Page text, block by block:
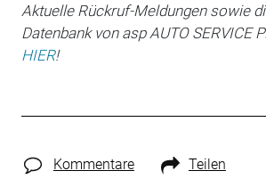
Aktuelle Rückruf-Meldungen sowie
Datenbank von asp AUTO SERVICE
HIER!
Kommentare Teilen